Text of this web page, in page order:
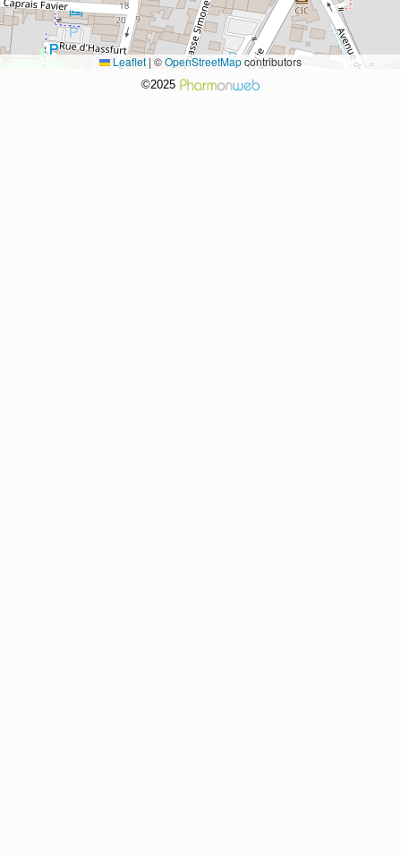
Leaflet | ©OpenStreetMapcontributors
©2025